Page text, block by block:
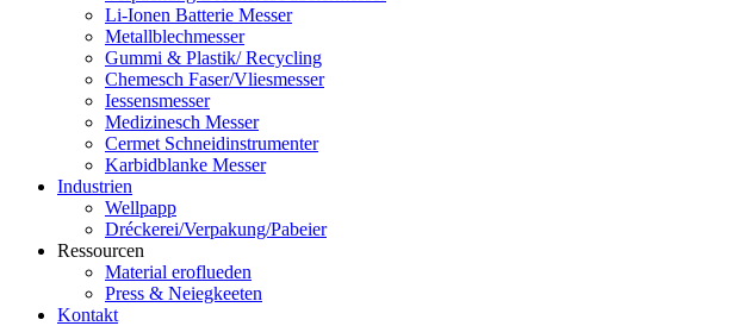
Li-Ionen Batterie Messer
Metallblechmesser
Gummi & Plastik/ Recycling
Chemesch Faser/Vliesmesser
Iessensmesser
Medizinesch Messer
Cermet Schneidinstrumenter
Karbidblanke Messer
Industrien
Wellpapp
Dréckerei/Verpakung/Pabeier
Ressourcen
Material eroflueden
Press & Neiegkeeten
Kontakt